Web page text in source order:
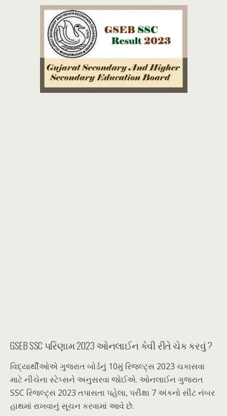
GSEB SSC પરિણામ 2023 ઓનલાઈન કેવી રીતે ચેક કરવું ?
વિદ્યાર્થીઓએ ગુજરાત બોર્ડનું 10મું રિજલ્ટ્સ 2023 ચકાસવા
માટે નીચેના સ્ટેપ્સને અનુસરવા જોઈએ. ઓનલાઈન ગુજરાત
SSC રિજલ્ટ્સ 2023 તપાસતા પહેલા, પરીક્ષા 7 અંકનો સીટ નંબર
હાથમાં રાખવાનું સૂચન કરવામાં આવે છે.